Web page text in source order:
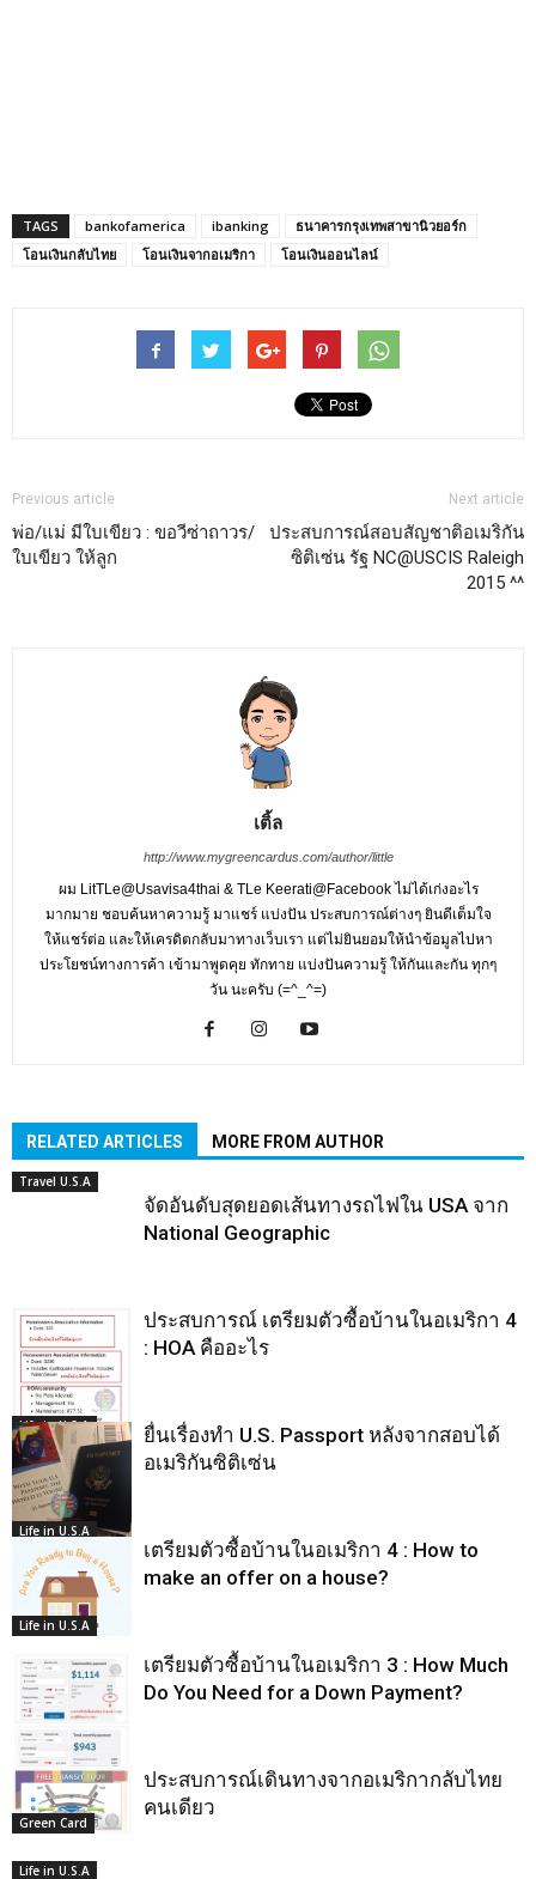
TAGS bankofamerica ibanking
ธนาคารกรุงเทพสาขานิวยอร์ก
โอนเงินกลับไทย
โอนเงินจากอเมริกา โอนเงินออนไลน์
Previous article
พ่อ/แม่ มีใบเขียว : ขอวีซ่าถาวร/
ใบเขียว ให้ลูก
Next article
ประสบการณ์สอบสัญชาติอเมริกัน
ซิติเซ่น รัฐ NC@USCIS Raleigh
2015 ^^
เติ้ล
http://www.mygreencardus.com/author/little
ผม LitTLe@Usavisa4thai & TLe Keerati@Facebook ไม่ได้เก่งอะไร
มากมาย ชอบค้นหาความรู้ มาแชร์ แบ่งปัน ประสบการณ์ต่างๆ ยินดีเต็มใจ
ให้แชร์ต่อ และให้เครดิตกลับมาทางเว็บเรา แต่ไม่ยินยอมให้นำข้อมูลไปหา
ประโยชน์ทางการค้า เข้ามาพูดคุย ทักทาย แบ่งปันความรู้ ให้กันและกัน ทุกๆ
วัน นะครับ (=^_^=)
RELATED ARTICLES MORE FROM AUTHOR
Travel U.S.A
จัดอันดับสุดยอดเส้นทางรถไฟใน USA จาก
National Geographic
Life in U.S.A
ประสบการณ์ เตรียมตัวซื้อบ้านในอเมริกา 4
: HOA คืออะไร
Life in U.S.A
ยื่นเรื่องทำ U.S. Passport หลังจากสอบได้
อเมริกันซิติเซ่น
Life in U.S.A
เตรียมตัวซื้อบ้านในอเมริกา 4 : How to
make an offer on a house?
Life in U.S.A
เตรียมตัวซื้อบ้านในอเมริกา 3 : How Much
Do You Need for a Down Payment?
Green Card
ประสบการณ์เดินทางจากอเมริกากลับไทย
คนเดียว
Life in U.S.A